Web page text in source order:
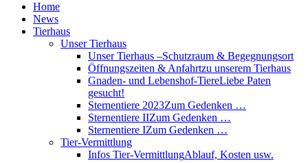
Home
News
Tierhaus
Unser Tierhaus
Unser Tierhaus –Schutzraum & Begegnungsort
Öffnungszeiten & Anfahrtzu unserem Tierhaus
Gnaden- und Lebenshof-TiereLiebe Paten
gesucht!
Sternentiere 2023Zum Gedenken …
Sternentiere IIZum Gedenken …
Sternentiere IZum Gedenken …
Tier-Vermittlung
Infos Tier-VermittlungAblauf, Kosten usw.